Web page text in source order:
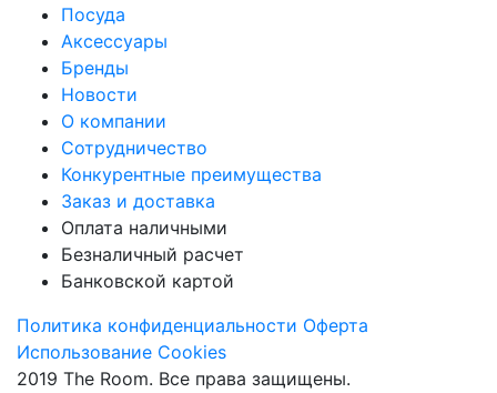
Посуда
Аксессуары
Бренды
Новости
О компании
Сотрудничество
Конкурентные преимущества
Заказ и доставка
Оплата наличными
Безналичный расчет
Банковской картой
Политика конфиденциальности Оферта
Использование Cookies
2019 The Room. Все права защищены.